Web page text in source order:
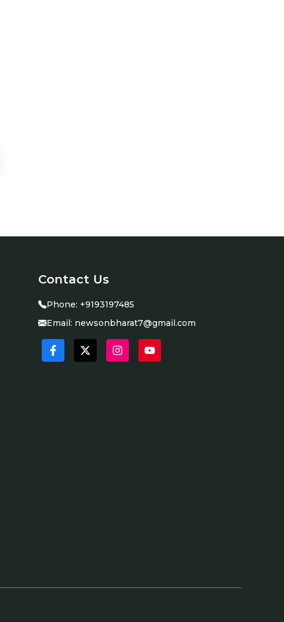
Contact Us
Phone: +9193197485
Email: newsonbharat7@gmail.com